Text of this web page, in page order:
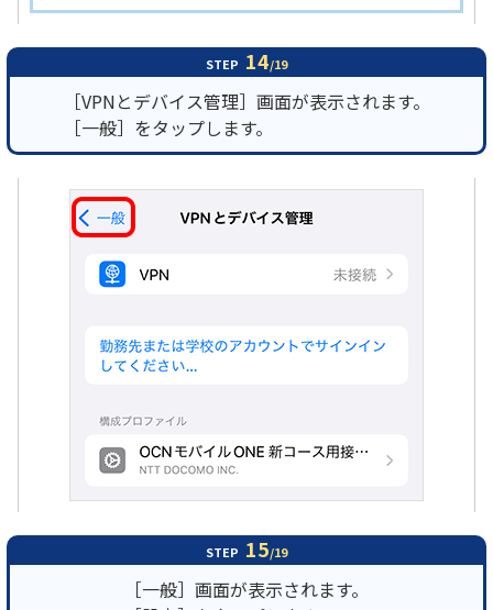
STEP 14/19
［VPNとデバイス管理］画面が表示されます。
［一般］をタップします。
STEP 15/19
［一般］画面が表示されます。